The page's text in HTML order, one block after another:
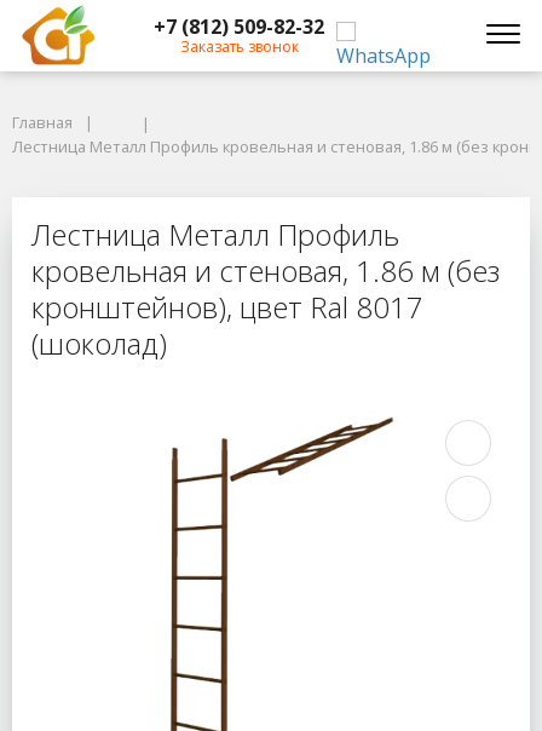
+7 (812) 509-82-32
Заказать звонок
Лестница Металл Профиль кровельная и стеновая, 1.86 м (без
Лестница Металл Профиль
Главная
Лестница Металл Профиль кровельная и стеновая, 1.86 м (без
Лестница Металл Профиль
кровельная и стеновая, 1.86 м (без
кронштейнов), цвет Ral 8017
(шоколад)